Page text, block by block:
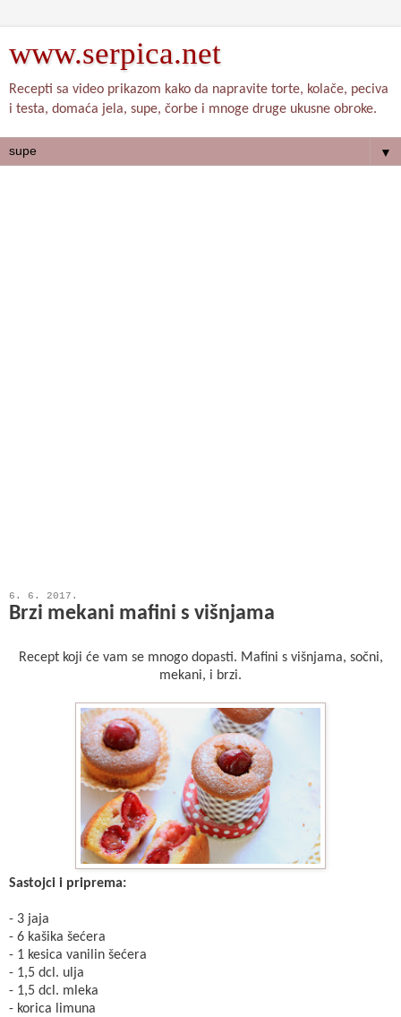
www.serpica.net
Recepti sa video prikazom kako da napravite torte, kolače, peciva
i testa, domaća jela, supe, čorbe i mnoge druge ukusne obroke.
▼
6. 6. 2017.
Brzi mekani mafini s višnjama
Recept koji će vam se mnogo dopasti. Mafini s višnjama, sočni,
mekani, i brzi.
Sastojci i priprema:
- 3 jaja
- 6 kašika šećera
- 1 kesica vanilin šećera
- 1,5 dcl. ulja
- 1,5 dcl. mleka
- korica limuna